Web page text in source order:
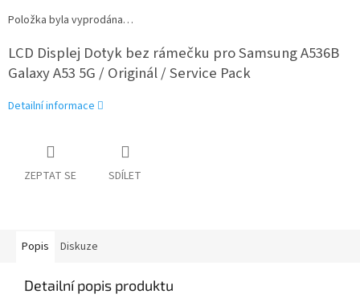
Položka byla vyprodána…
LCD Displej Dotyk bez rámečku pro Samsung A536B
Galaxy A53 5G / Originál /Service Pack
Detailní informace
ZEPTAT SE SDÍLET
Popis Diskuze
Detailní popis produktu